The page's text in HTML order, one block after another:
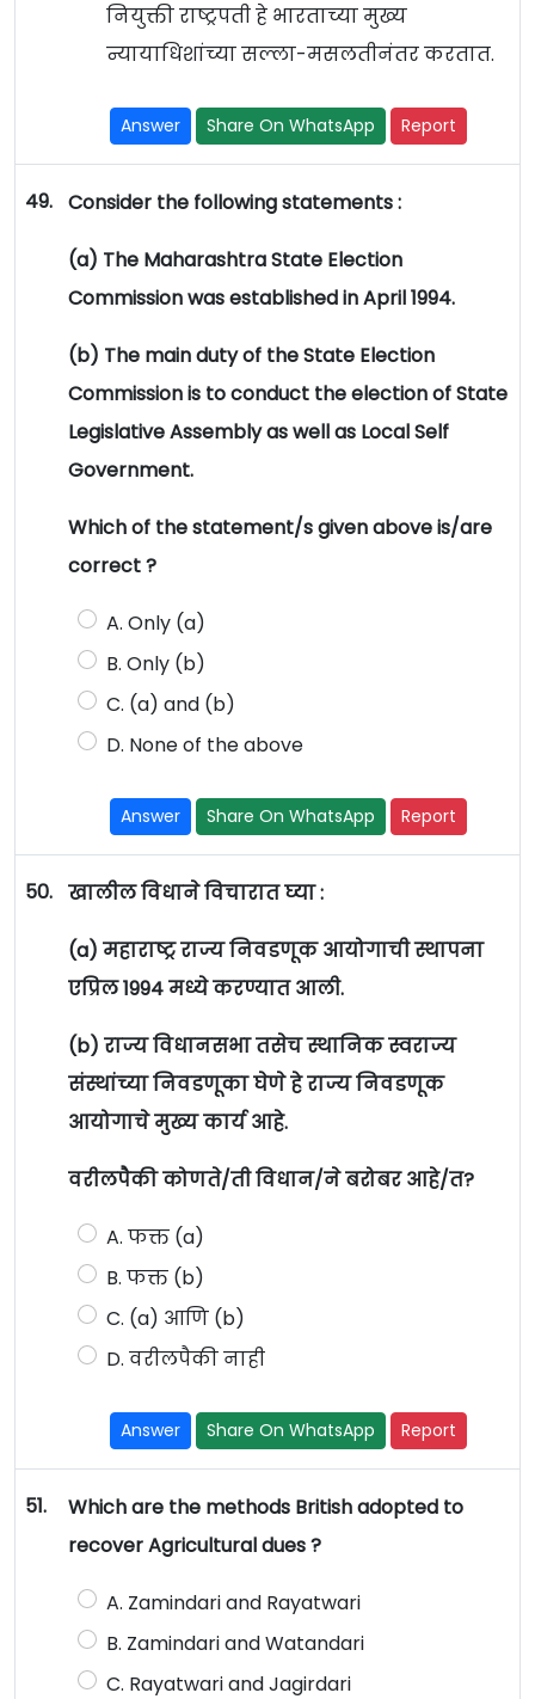
नियुक्ती राष्ट्रपती हे भारताच्या मुख्य
न्यायाधिशांच्या सल्ला-मसलतीनंतर करतात.
Answer Share On WhatsApp Report
49. Consider the following statements :
(a) The Maharashtra State Election
Commission was established in April 1994.
(b) The main duty of the State Election
Commission is to conduct the election of State
Legislative Assembly as well as Local Self
Government.
Which of the statement/s given above is/are
correct ?
A. Only (a)
B. Only (b)
C. (a) and (b)
D. None of the above
Answer Share On WhatsApp Report
50. खालील विधाने विचारात घ्या :
(a) महाराष्ट्र राज्य निवडणूक आयोगाची स्थापना
एप्रिल 1994 मध्ये करण्यात आली.
(b) राज्य विधानसभा तसेच स्थानिक स्वराज्य
संस्थांच्या निवडणूका घेणे हे राज्य निवडणूक
आयोगाचे मुख्य कार्य आहे.
वरीलपैकी कोणते/ती विधान/ने बरोबर आहे/त?
A. फक्त (a)
B. फक्त (b)
C. (a) आणि (b)
D. वरीलपैकी नाही
Answer Share On WhatsApp Report
51.
Which are the methods British adopted to
recover Agricultural dues ?
A. Zamindari and Rayatwari
B. Zamindari and Watandari
C. Rayatwari and Jagirdari